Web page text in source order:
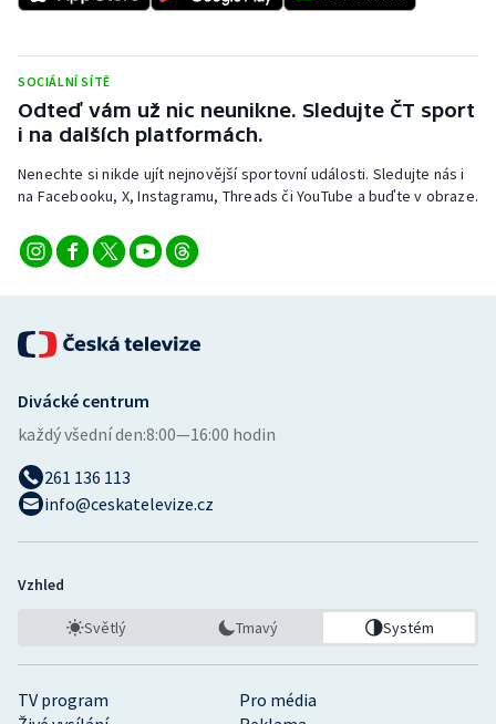
SOCIÁLNÍ SÍTĚ
Odteď vám už nic neunikne. Sledujte ČT sport
i na dalších platformách.
Nenechte si nikde ujít nejnovější sportovní události. Sledujte nás i
na Facebooku, X, Instagramu, Threads či YouTube a buďte v obraze.
TV program
Pro média
Divácké centrum
každý všední den:8:00—16:00 hodin
261 136 113
info@ceskatelevize.cz
Vzhled
Světlý Tmavý Systém